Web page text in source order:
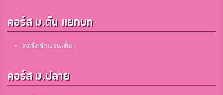
คอร์ส ม.ต้น แยกบท
คอร์สจำนวนเต็ม
คอร์ส ม.ปลาย